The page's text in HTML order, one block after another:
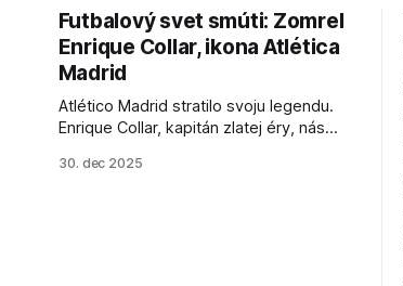
Futbalový svet smúti: Zomrel
Enrique Collar, ikona Atlética
Madrid
Atlético Madrid stratilo svoju legendu.
Enrique Collar, kapitán zlatej éry, nás
jeho úspechy a odkaz.
30. dec 2025